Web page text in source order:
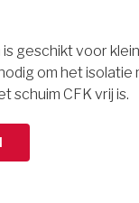
is geschikt voor
om het isolatie
schuim CFK vrij is.